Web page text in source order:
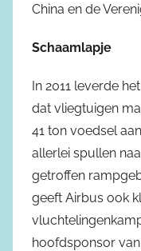
China en de
Schaamlapje
In 2011 leverde
dat vliegtuigen
41 ton voedsel
allerlei spullen
getroffen
geeft Airbus ook
hoofdsponsor van